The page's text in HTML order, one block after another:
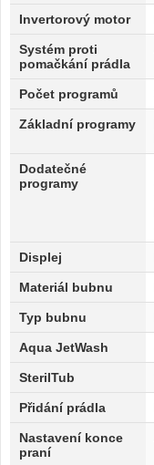
Invertorový motor
Systém proti
pomačkání prádla
Počet programů
Základní programy
Dodatečné
programy
Displej
Materiál bubnu
Typ bubnu
Aqua JetWash
SterilTub
Přidání prádla
Nastavení konce
praní